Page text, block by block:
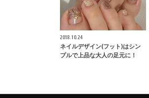
2018.10.24
ネイルデザイン(フット)はシン
プルで上品な大人の足元に！